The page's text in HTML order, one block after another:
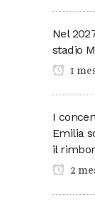
Nel
stadio
1
I
Emilia
il
2